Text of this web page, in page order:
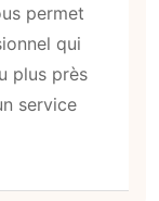
permet
qui
plus près
service